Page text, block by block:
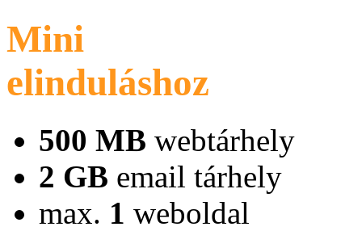
Mini
elinduláshoz
500 MB webtárhely
2 GB email tárhely
max. 1 weboldal